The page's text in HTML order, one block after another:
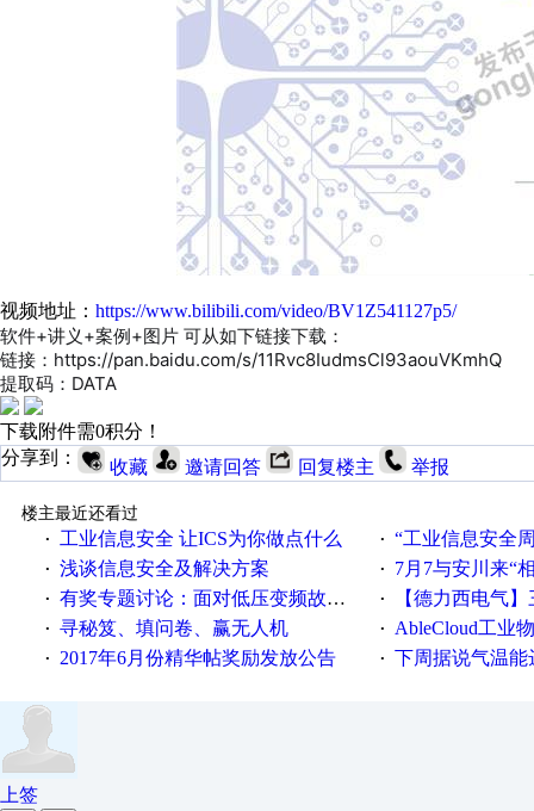
视频地址： https://www.bilibili.com/video/BV1Z541127p5/
软件+讲义+案例+图片 可从如下链接下载：
链接：https://pan.baidu.com/s/11Rvc8IudmsCl93aouVKmhQ
提取码：DATA
下载附件需0积分！
分享到：
收藏 邀请回答 回复楼主 举报
楼主最近还看过
·
工业信息安全 让ICS为你做点什么 · “工业信息安全周之我见”
· 浅谈信息安全及解决方案 · 7月7与安川来“
· 有奖专题讨论：面对低压变频故障，老手是这样解决的！ · 【德力西电气】三
· 寻秘笈、填问卷、赢无人机 · AbleCloud工业物联
· 2017年6月份精华帖奖励发放公告 · 下周据说气温能
上签